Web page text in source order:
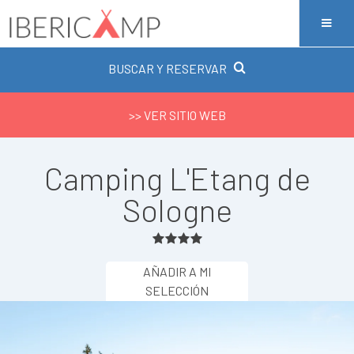
BUSCAR Y RESERVAR
>> VER SITIO WEB
Camping L'Etang de
Sologne
AÑADIR A MI
SELECCIÓN